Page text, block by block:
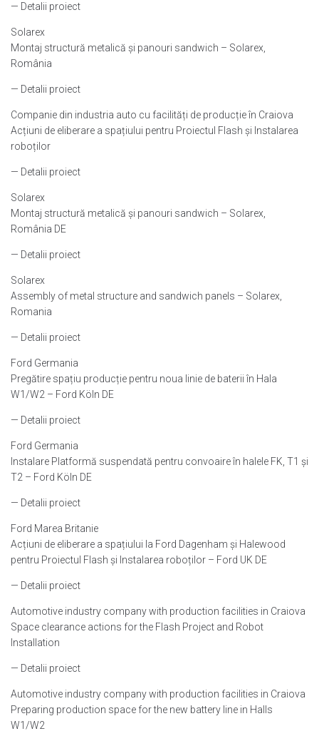
— Detalii proiect
Solarex
Montaj structură metalică și panouri sandwich – Solarex,
România
— Detalii proiect
Companie din industria auto cu facilități de producție în Craiova
Acțiuni de eliberare a spațiului pentru Proiectul Flash și Instalarea
roboților
— Detalii proiect
Solarex
Montaj structură metalică și panouri sandwich – Solarex,
România DE
— Detalii proiect
Solarex
Assembly of metal structure and sandwich panels – Solarex,
Romania
— Detalii proiect
Ford Germania
Pregătire spațiu producție pentru noua linie de baterii în Hala
W1/W2 – Ford Köln DE
— Detalii proiect
Ford Germania
Instalare Platformă suspendată pentru convoaire în halele FK, T1 și
T2 – Ford Köln DE
— Detalii proiect
Ford Marea Britanie
Acțiuni de eliberare a spațiului la Ford Dagenham și Halewood
pentru Proiectul Flash și Instalarea roboților – Ford UK DE
— Detalii proiect
Automotive industry company with production facilities in Craiova
Space clearance actions for the Flash Project and Robot
Installation
— Detalii proiect
Automotive industry company with production facilities in Craiova
Preparing production space for the new battery line in Halls
W1/W2